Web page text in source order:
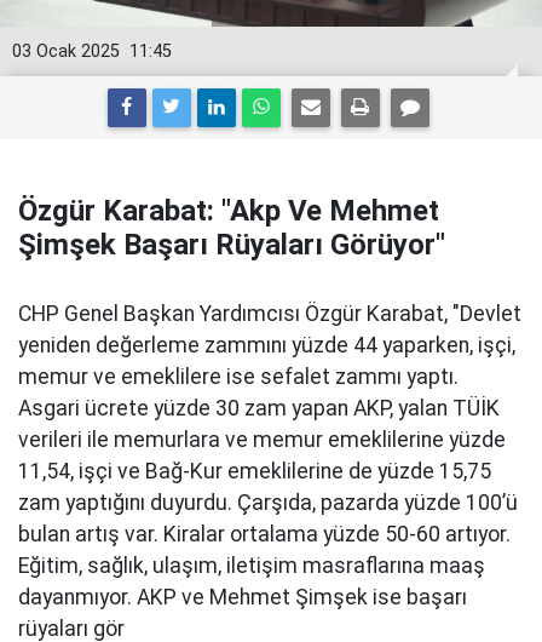
11:45
03 Ocak 2025
Özgür Karabat: "Akp Ve Mehmet
Şimşek Başarı Rüyaları Görüyor"
CHP Genel Başkan Yardımcısı Özgür Karabat, "Devlet
yeniden değerleme zammını yüzde 44 yaparken, işçi,
memur ve emeklilere ise sefalet zammı yaptı.
Asgari ücrete yüzde 30 zam yapan AKP, yalan TÜİK
verileri ile memurlara ve memur emeklilerine yüzde
11,54, işçi ve Bağ-Kur emeklilerine de yüzde 15,75
zam yaptığını duyurdu. Çarşıda, pazarda yüzde 100’ü
bulan artış var. Kiralar ortalama yüzde 50-60 artıyor.
Eğitim, sağlık, ulaşım, iletişim masraflarına maaş
dayanmıyor. AKP ve Mehmet Şimşek ise başarı
rüyaları gör